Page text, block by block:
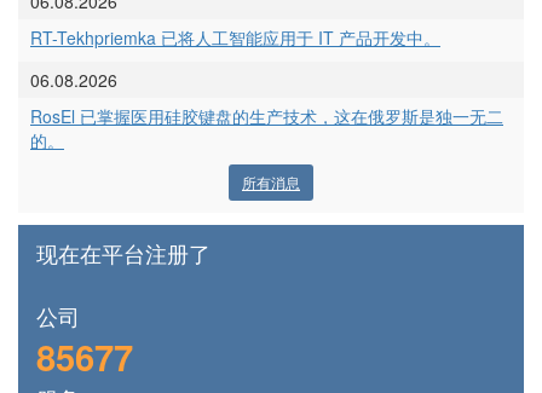
RT-Tekhpriemka 已将人工智能应用于 IT 产品开发中。
06.08.2026
RosEl 已掌握医用硅胶键盘的生产技术，这在俄罗斯是独一无二
的。
所有消息
现在在平台注册了
公司
85677